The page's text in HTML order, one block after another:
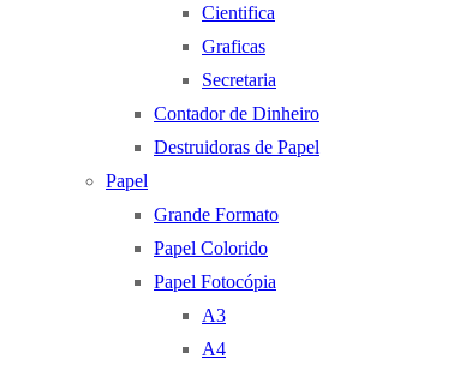
Cientifica
Graficas
Secretaria
Contador de Dinheiro
Destruidoras de Papel
Papel
Grande Formato
Papel Colorido
Papel Fotocópia
A3
A4